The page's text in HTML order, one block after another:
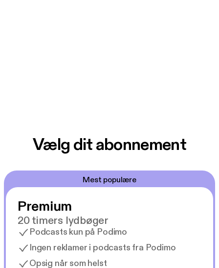
Vælg dit abonnement
Mest populære
Premium
20 timers lydbøger
Podcasts kun på Podimo
Ingen reklamer i podcasts fra Podimo
Opsig når som helst